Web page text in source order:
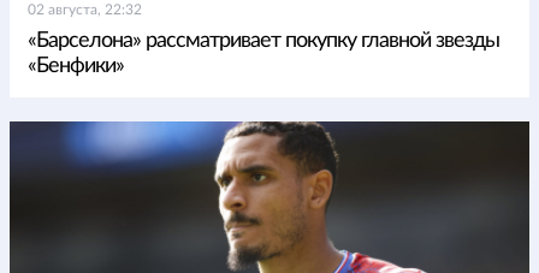
02 августа, 22:32
«Барселона» рассматривает покупку главной звезды
«Бенфики»